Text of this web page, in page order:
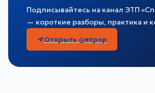
Подписывайтесь на канал ЭТП
— короткие разборы, практика и
Открыть @etpsp